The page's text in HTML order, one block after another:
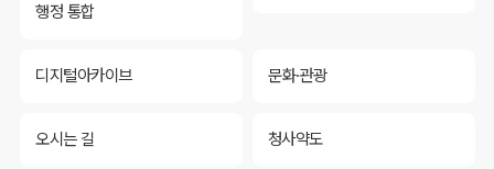
행정 통합
디지털아카이브 문화·관광
오시는 길 청사약도